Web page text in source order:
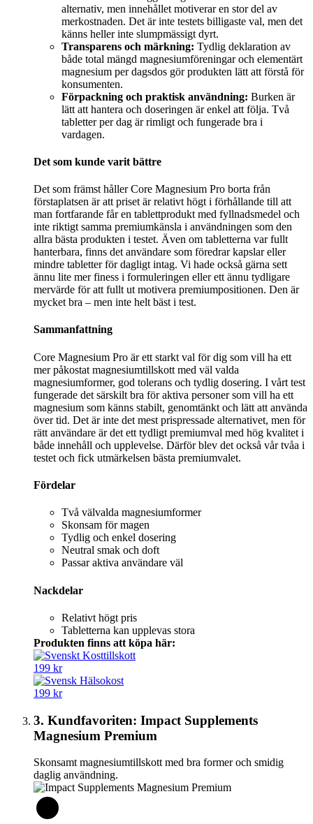
alternativ, men innehållet motiverar en stor del av
merkostnaden. Det är inte testets billigaste val, men det
känns heller inte slumpmässigt dyrt.
Transparens och märkning: Tydlig deklaration av
både total mängd magnesiumföreningar och elementärt
magnesium per dagsdos gör produkten lätt att förstå för
konsumenten.
Förpackning och praktisk användning: Burken är
lätt att hantera och doseringen är enkel att följa. Två
tabletter per dag är rimligt och fungerade bra i
vardagen.
Det som kunde varit bättre
Det som främst håller Core Magnesium Pro borta från
förstaplatsen är att priset är relativt högt i förhållande till att
man fortfarande får en tablettprodukt med fyllnadsmedel och
inte riktigt samma premiumkänsla i användningen som den
allra bästa produkten i testet. Även om tabletterna var fullt
hanterbara, finns det användare som föredrar kapslar eller
mindre tabletter för dagligt intag. Vi hade också gärna sett
ännu lite mer finess i formuleringen eller ett ännu tydligare
mervärde för att fullt ut motivera premiumpositionen. Den är
mycket bra – men inte helt bäst i test.
Sammanfattning
Core Magnesium Pro är ett starkt val för dig som vill ha ett
mer påkostat magnesiumtillskott med väl valda
magnesiumformer, god tolerans och tydlig dosering. I vårt test
fungerade det särskilt bra för aktiva personer som vill ha ett
magnesium som känns stabilt, genomtänkt och lätt att använda
över tid. Det är inte det mest prispressade alternativet, men för
rätt användare är det ett tydligt premiumval med hög kvalitet i
både innehåll och upplevelse. Därför blev det också vår tvåa i
testet och fick utmärkelsen bästa premiumvalet.
Fördelar
Två välvalda magnesiumformer
Skonsam för magen
Tydlig och enkel dosering
Neutral smak och doft
Passar aktiva användare väl
Nackdelar
Relativt högt pris
Tabletterna kan upplevas stora
Produkten finns att köpa här:
199 kr
199 kr
3. Kundfavoriten: Impact Supplements
Magnesium Premium
Skonsamt magnesiumtillskott med bra former och smidig
daglig användning.